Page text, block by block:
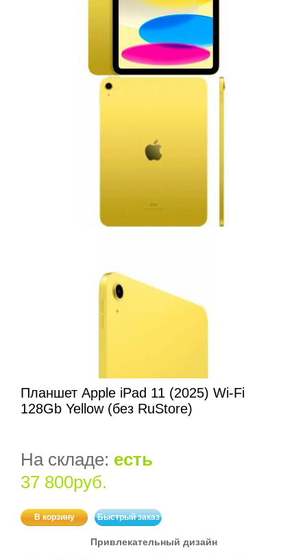
Планшет Apple iPad 11 (2025) Wi-Fi
128Gb Yellow (без RuStore)
На складе: есть
37 800руб.
В корзину Быстрый заказ
Привлекательный дизайн